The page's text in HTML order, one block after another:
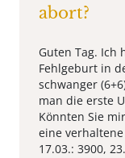
abort?
Guten Tag. Ich
Fehlgeburt in
schwanger
man die erste
Könnten Sie
eine
17.03.: 3900,